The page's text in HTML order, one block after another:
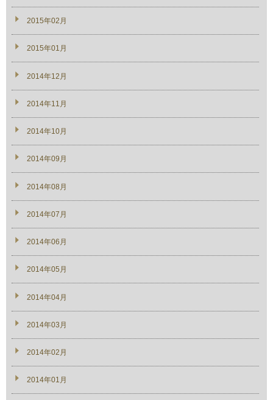
2015年02月
2015年01月
2014年12月
2014年11月
2014年10月
2014年09月
2014年08月
2014年07月
2014年06月
2014年05月
2014年04月
2014年03月
2014年02月
2014年01月